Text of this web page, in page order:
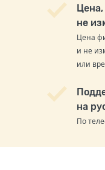
Цена,
не
Цена
и не
или
на
По